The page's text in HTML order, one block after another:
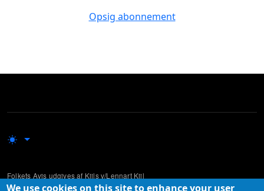
Opsig abonnement
Folkets Avis udgives af Kiils v/Lennart Kiil
We use cookies on this site to enhance your user